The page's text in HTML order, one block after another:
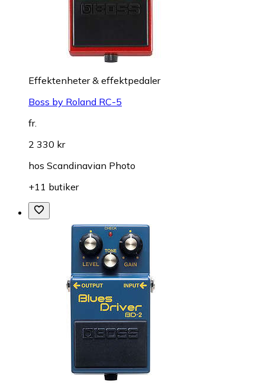
Effektenheter & effektpedaler
Boss by Roland RC-5
fr.
2 330 kr
hos Scandinavian Photo
+11 butiker